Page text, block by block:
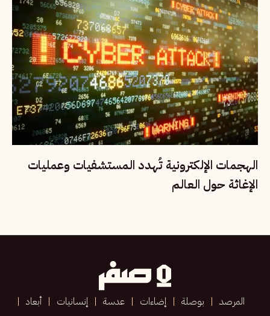
الهجمات الإلكترونية تُهدد المستشفيات وعمليات
الإغاثة حول العالم
المرصد بوصلة إضاءات عدسة إنسانيات
أبعاد